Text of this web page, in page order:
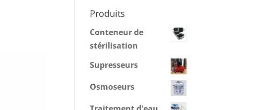
Produits
Conteneur de
stérilisation
Supresseurs
Osmoseurs